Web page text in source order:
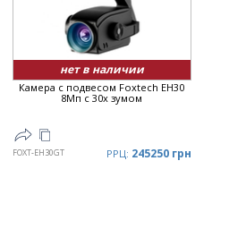
▼
нет в наличии
Камера с подвесом Foxtech EH30
8Мп с 30x зумом
FOXT-EH30GT РРЦ: 245250 грн